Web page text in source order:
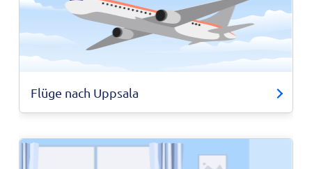
Flüge nach Uppsala